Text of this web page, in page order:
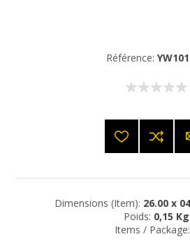
Référence:
Dimensions (Item): 26.00 x
Poids: 0,15 Kg
Items / Package: